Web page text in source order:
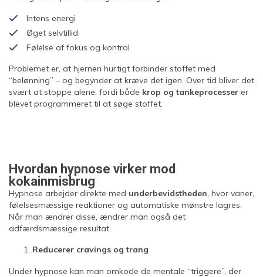
Intens energi
Øget selvtillid
Følelse af fokus og kontrol
Problemet er, at hjernen hurtigt forbinder stoffet med
“belønning” – og begynder at kræve det igen. Over tid bliver det
svært at stoppe alene, fordi både krop og tankeprocesser er
blevet programmeret til at søge stoffet.
Hvordan hypnose virker mod
kokainmisbrug
Hypnose arbejder direkte med underbevidstheden, hvor vaner,
følelsesmæssige reaktioner og automatiske mønstre lagres.
Når man ændrer disse, ændrer man også det
adfærdsmæssige resultat.
Reducerer cravings og trang
Under hypnose kan man omkode de mentale “triggere”, der